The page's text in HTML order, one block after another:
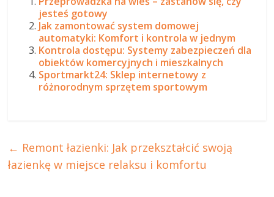
jesteś gotowy
Jak zamontować system domowej
automatyki: Komfort i kontrola w jednym
Kontrola dostępu: Systemy zabezpieczeń dla
obiektów komercyjnych i mieszkalnych
Sportmarkt24: Sklep internetowy z
różnorodnym sprzętem sportowym
← Remont łazienki: Jak przekształcić swoją
łazienkę w miejsce relaksu i komfortu